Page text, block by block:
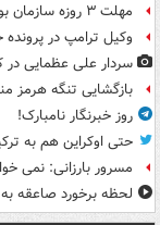
مهلت ۳ روزه سازمان بورس به هلدینگ خلیج فارس
وکیل ترامپ در
سردار علی عظمایی در
بازگشایی تنگه هرمز
روز خبرنگار نامبارک!
حتی اوکراین هم به
مسرور بارزانی: نمی
لحظه برخورد صاعقه